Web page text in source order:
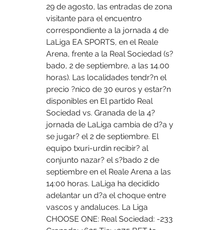
29 de agosto, las entradas de zona
visitante para el encuentro
correspondiente a la jornada 4 de
LaLiga EA SPORTS, en el Reale
Arena, frente a la Real Sociedad (s?
bado, 2 de septiembre, a las 14.00
horas). Las localidades tendr?n el
precio ?nico de 30 euros y estar?n
disponibles en El partido Real
Sociedad vs. Granada de la 4?
jornada de LaLiga cambia de d?a y
se jugar? el 2 de septiembre. El
equipo txuri-urdin recibir? al
conjunto nazar? el s?bado 2 de
septiembre en el Reale Arena a las
14:00 horas. LaLiga ha decidido
adelantar un d?a el choque entre
vascos y andaluces. La Liga
CHOOSE ONE: Real Sociedad: -233